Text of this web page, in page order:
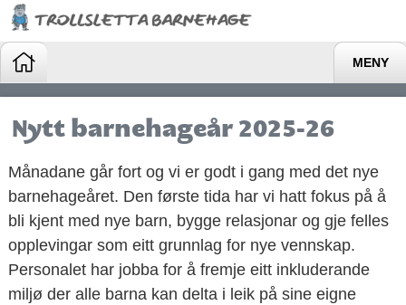
MENY
Nytt barnehageår 2025-26
Månadane går fort og vi er godt i gang med det nye
barnehageåret. Den første tida har vi hatt fokus på å
bli kjent med nye barn, bygge relasjonar og gje felles
opplevingar som eitt grunnlag for nye vennskap.
Personalet har jobba for å fremje eitt inkluderande
miljø der alle barna kan delta i leik på sine eigne